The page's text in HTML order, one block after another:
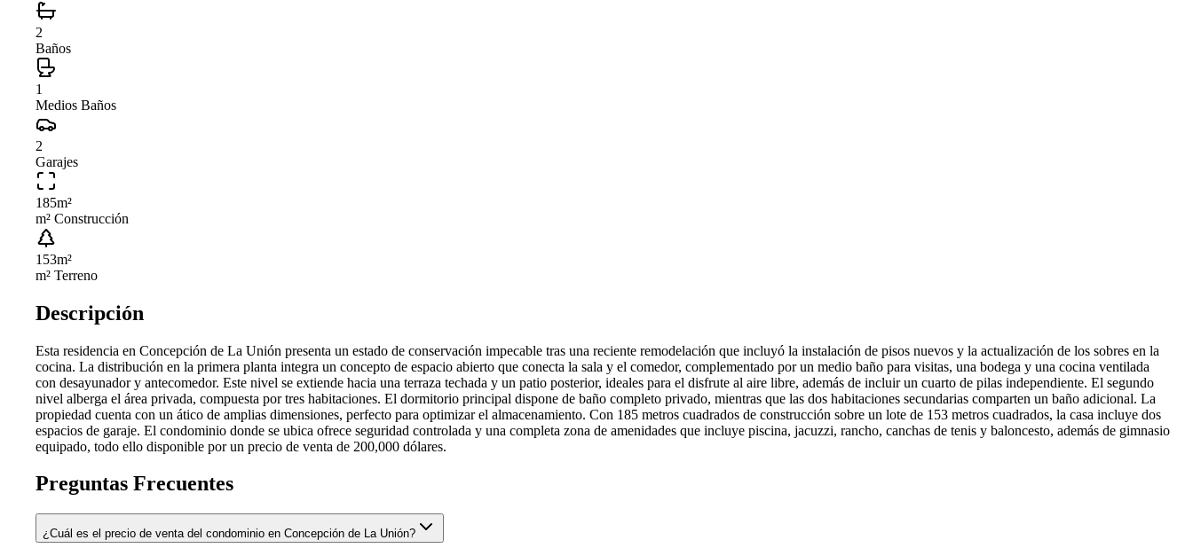
2
Baños
1
Medios Baños
2
Garajes
185m²
m² Construcción
153m²
m² Terreno
Descripción
Esta residencia en Concepción de La Unión presenta un estado de conservación impecable tras una reciente remodelación que incluyó la instalación de pisos nuevos y la actualización de los sobres en la
cocina. La distribución en la primera planta integra un concepto de espacio abierto que conecta la sala y el comedor, complementado por un medio baño para visitas, una bodega y una cocina ventilada
con desayunador y antecomedor. Este nivel se extiende hacia una terraza techada y un patio posterior, ideales para el disfrute al aire libre, además de incluir un cuarto de pilas independiente. El segundo
nivel alberga el área privada, compuesta por tres habitaciones. El dormitorio principal dispone de baño completo privado, mientras que las dos habitaciones secundarias comparten un baño adicional. La
propiedad cuenta con un ático de amplias dimensiones, perfecto para optimizar el almacenamiento. Con 185 metros cuadrados de construcción sobre un lote de 153 metros cuadrados, la casa incluye dos
espacios de garaje. El condominio donde se ubica ofrece seguridad controlada y una completa zona de amenidades que incluye piscina, jacuzzi, rancho, canchas de tenis y baloncesto, además de gimnasio
equipado, todo ello disponible por un precio de venta de 200,000 dólares.
Preguntas Frecuentes
¿Cuál es el precio de venta del condominio en Concepción de La Unión?